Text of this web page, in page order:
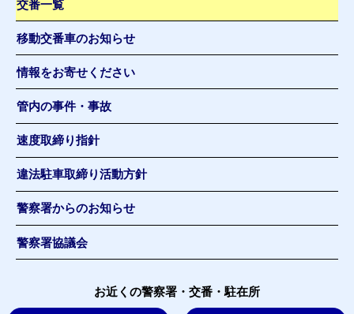
交番一覧
移動交番車のお知らせ
情報をお寄せください
管内の事件・事故
速度取締り指針
違法駐車取締り活動方針
警察署からのお知らせ
警察署協議会
お近くの警察署・交番・駐在所